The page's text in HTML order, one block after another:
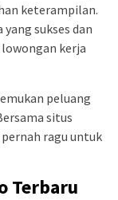
keterampilan.
sukses dan
kerja
peluang
situs
ragu untuk
Terbaru